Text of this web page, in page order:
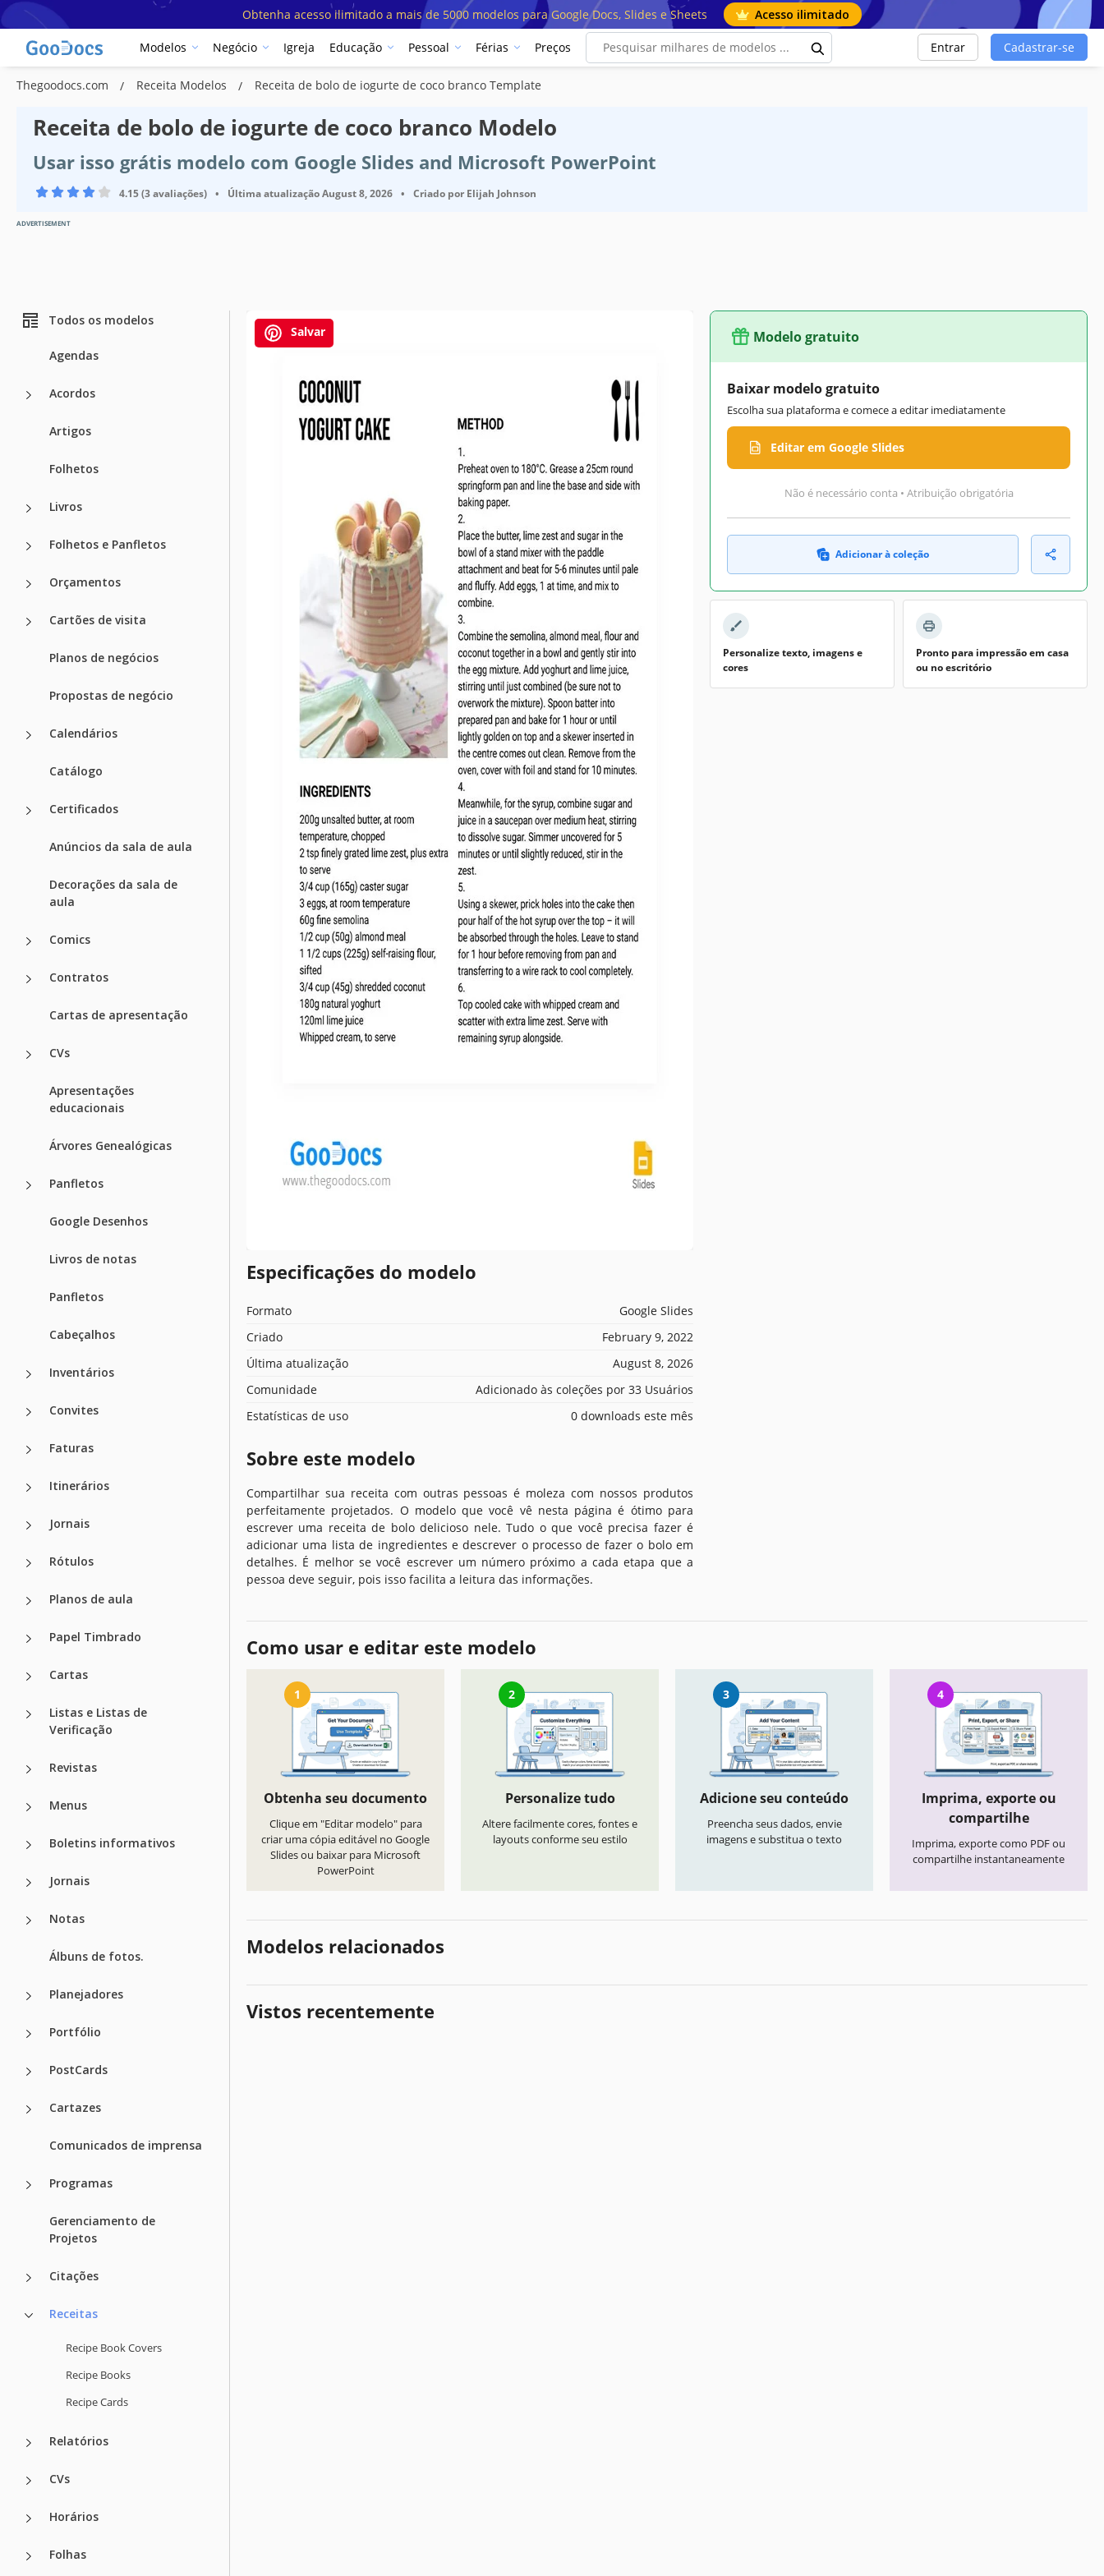
Obtenha acesso ilimitado a mais de 5000 modelos para Google Docs, Slides e Sheets Acesso ilimitado
Modelos Negócio Igreja Educação Pessoal Férias Preços Entrar Cadastrar-se
Thegoodocs.com Receita Modelos Receita de bolo de iogurte de coco branco Template
Receita de bolo de iogurte de coco branco Modelo
Usar isso grátis modelo com Google Slides and Microsoft PowerPoint
4.15 (3 avaliações) • Última atualizaçãoAugust 8, 2026 • Criado por Elijah Johnson
ADVERTISEMENT
Todos os modelos
Agendas
Acordos
Artigos
Folhetos
Livros
Folhetos e Panfletos
Orçamentos
Cartões de visita
Planos de negócios
Propostas de negócio
Calendários
Catálogo
Certificados
Anúncios da sala de aula
Decorações da sala de
aula
Comics
Contratos
Cartas de apresentação
CVs
Apresentações
educacionais
Árvores Genealógicas
Panfletos
Google Desenhos
Livros de notas
Panfletos
Cabeçalhos
Inventários
Convites
Faturas
Itinerários
Jornais
Rótulos
Planos de aula
Papel Timbrado
Cartas
Listas e Listas de
Verificação
Revistas
Menus
Boletins informativos
Jornais
Notas
Álbuns de fotos.
Planejadores
Portfólio
PostCards
Cartazes
Comunicados de imprensa
Programas
Gerenciamento de
Projetos
Citações
Receitas
Recipe Book Covers
Recipe Books
Recipe Cards
Relatórios
CVs
Horários
Folhas
Salvar
Especificações do modelo
Formato
Google Slides
Criado
February 9, 2022
Última atualização
August 8, 2026
Comunidade
Adicionado às coleções por 33 Usuários
Estatísticas de uso
0 downloads este mês
Sobre este modelo
Compartilhar sua receita com outras pessoas é moleza com nossos produtos
perfeitamente projetados. O modelo que você vê nesta página é ótimo para
escrever uma receita de bolo delicioso nele. Tudo o que você precisa fazer é
adicionar uma lista de ingredientes e descrever o processo de fazer o bolo em
detalhes. É melhor se você escrever um número próximo a cada etapa que a
pessoa deve seguir, pois isso facilita a leitura das informações.
Modelo gratuito
Baixar modelo gratuito
Escolha sua plataforma e comece a editar imediatamente
Editar em Google Slides
Não é necessário conta • Atribuição obrigatória
Adicionar à coleção
Personalize texto, imagens e
cores
Pronto para impressão em casa
ou no escritório
Como usar e editar este modelo
1
Obtenha seu documento
Clique em "Editar modelo" para
criar uma cópia editável no Google
Slides ou baixar para Microsoft
PowerPoint
2
Personalize tudo
Altere facilmente cores, fontes e
layouts conforme seu estilo
3
Adicione seu conteúdo
Preencha seus dados, envie
imagens e substitua o texto
4
Imprima, exporte ou
compartilhe
Imprima, exporte como PDF ou
compartilhe instantaneamente
Modelos relacionados
Vistos recentemente